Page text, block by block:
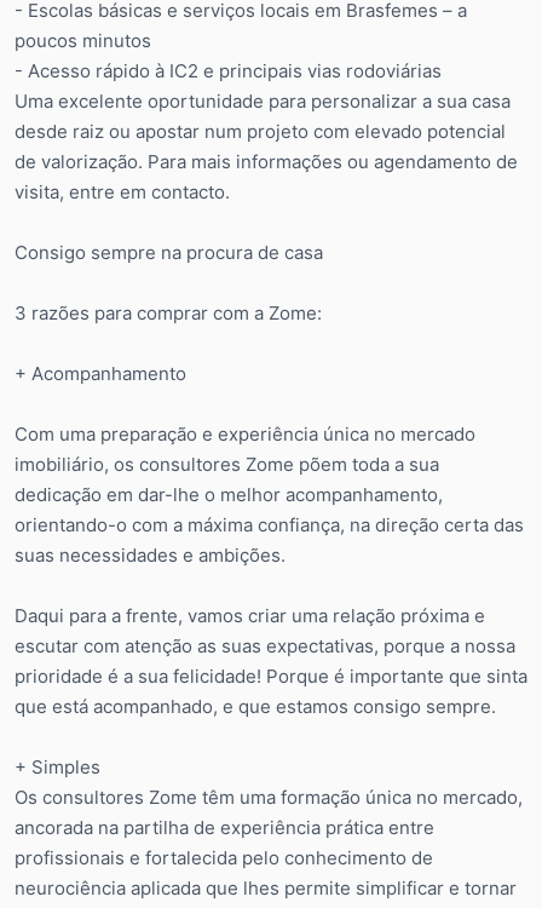
- Escolas básicas e serviços locais em Brasfemes – a
poucos minutos
- Acesso rápido à IC2 e principais vias rodoviárias
Uma excelente oportunidade para personalizar a sua casa
desde raiz ou apostar num projeto com elevado potencial
de valorização. Para mais informações ou agendamento de
visita, entre em contacto.
Consigo sempre na procura de casa
3 razões para comprar com a Zome:
+ Acompanhamento
Com uma preparação e experiência única no mercado
imobiliário, os consultores Zome põem toda a sua
dedicação em dar-lhe o melhor acompanhamento,
orientando-o com a máxima confiança, na direção certa das
suas necessidades e ambições.
Daqui para a frente, vamos criar uma relação próxima e
escutar com atenção as suas expectativas, porque a nossa
prioridade é a sua felicidade! Porque é importante que sinta
que está acompanhado, e que estamos consigo sempre.
+ Simples
Os consultores Zome têm uma formação única no mercado,
ancorada na partilha de experiência prática entre
profissionais e fortalecida pelo conhecimento de
neurociência aplicada que lhes permite simplificar e tornar